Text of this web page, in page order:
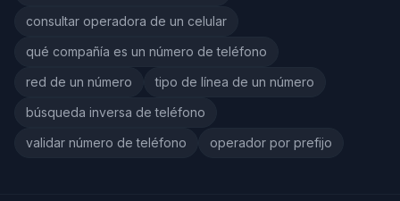
consultar operadora de un celular
qué compañía es un número de teléfono
red de un número
tipo de línea de un número
búsqueda inversa de teléfono
validar número de teléfono
operador por prefijo